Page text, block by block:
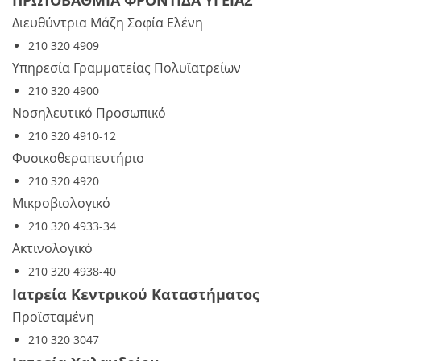
Διευθύντρια Μάζη Σοφία Ελένη
210 320 4909
Υπηρεσία Γραμματείας Πολυϊατρείων
210 320 4900
Νοσηλευτικό Προσωπικό
210 320 4910-12
Φυσικοθεραπευτήριο
210 320 4920
Μικροβιολογικό
210 320 4933-34
Ακτινολογικό
210 320 4938-40
Ιατρεία Κεντρικού Καταστήματος
Προϊσταμένη
210 320 3047